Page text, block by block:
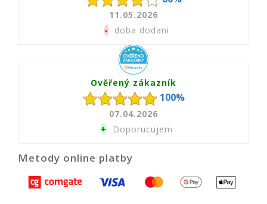
11.05.2026
-doba dodani
Ověřený zákazník
100%
07.04.2026
+Doporucujem
Metody online platby